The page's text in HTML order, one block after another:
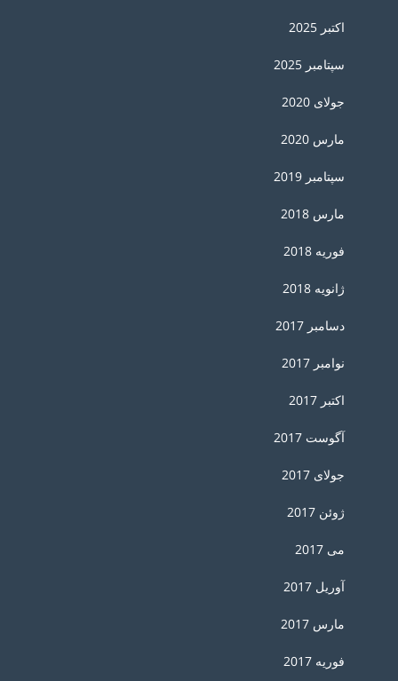
اکتبر 2025
سپتامبر 2025
جولای 2020
مارس 2020
سپتامبر 2019
مارس 2018
فوریه 2018
ژانویه 2018
دسامبر 2017
نوامبر 2017
اکتبر 2017
آگوست 2017
جولای 2017
ژوئن 2017
می 2017
آوریل 2017
مارس 2017
فوریه 2017